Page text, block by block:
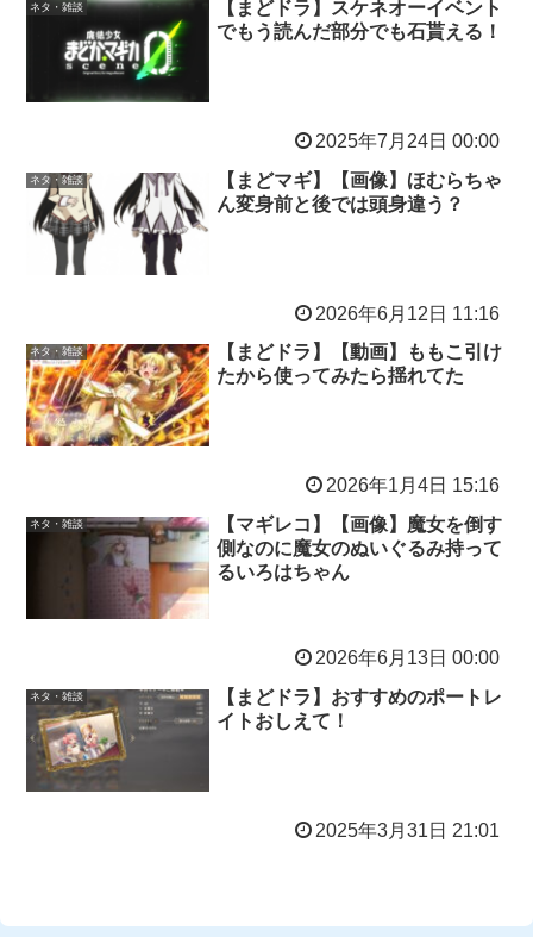
ネタ・雑談
【まどドラ】スケネオーイベント
でもう読んだ部分でも石貰える！
2025年7月24日 00:00
ネタ・雑談
【まどマギ】【画像】ほむらちゃ
ん変身前と後では頭身違う？
2026年6月12日 11:16
ネタ・雑談
【まどドラ】【動画】ももこ引け
たから使ってみたら揺れてた
2026年1月4日 15:16
ネタ・雑談
【マギレコ】【画像】魔女を倒す
側なのに魔女のぬいぐるみ持って
るいろはちゃん
2026年6月13日 00:00
ネタ・雑談
【まどドラ】おすすめのポートレ
イトおしえて！
2025年3月31日 21:01